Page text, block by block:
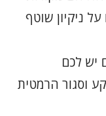
ניקיון שוטף
יש לכם
וסגור הרמטית